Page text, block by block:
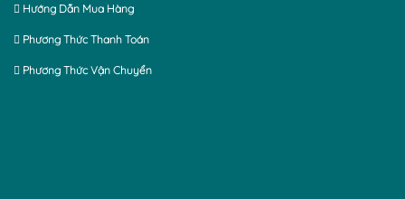
Hướng Dẫn Mua Hàng
Phương Thức Thanh Toán
Phương Thức Vận Chuyển